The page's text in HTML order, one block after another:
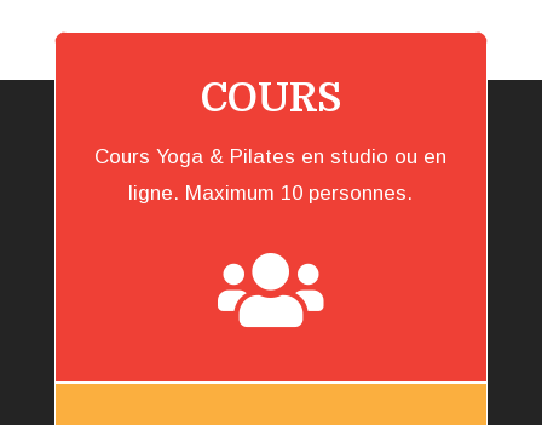
COURS
Cours Yoga & Pilates en studio ou en
ligne. Maximum 10 personnes.
